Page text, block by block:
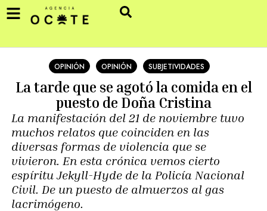
OPINIÓN OPINIÓN SUBJETIVIDADES
La tarde que se agotó la comida en el
puesto de Doña Cristina
La manifestación del 21 de noviembre tuvo
muchos relatos que coinciden en las
diversas formas de violencia que se
vivieron. En esta crónica vemos cierto
espíritu Jekyll-Hyde de la Policía Nacional
Civil. De un puesto de almuerzos al gas
lacrimógeno.